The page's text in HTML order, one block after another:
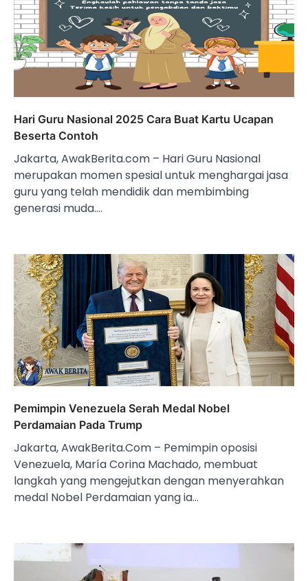
Hari Guru Nasional 2025 Cara Buat Kartu Ucapan
Beserta Contoh
Jakarta, AwakBerita.com – Hari Guru Nasional
merupakan momen spesial untuk menghargai jasa
guru yang telah mendidik dan membimbing
generasi muda.…
Pemimpin Venezuela Serah Medal Nobel
Perdamaian Pada Trump
Jakarta, AwakBerita.Com – Pemimpin oposisi
Venezuela, María Corina Machado, membuat
langkah yang mengejutkan dengan menyerahkan
medal Nobel Perdamaian yang ia…